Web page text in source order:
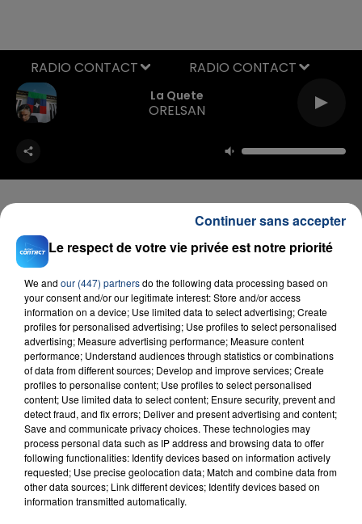
La Quete
ORELSAN
RADIO CONTACT
FIL D'ACTU
23 juillet 2026
INCENDIE MORTEL À LENS : UNE FEMME ET
SON BÉBÉ ENTRE LA VIE ET LA...
Un homme s'est immolé par le feu après avoir
aspergé sa compagne et leur bébé de trois mois
d'un liquide inflammable.
Le respect de votre vie privée est notre priorité
We and our (447) partnersdo the following data processing based on
your consent and/or our legitimate interest: Store and/or access
information on a device; Use limited data to select advertising; Create
profiles for personalised advertising; Use profiles to select personalised
advertising; Measure advertising performance; Measure content
performance; Understand audiences through statistics or combinations
of data from different sources; Develop and improve services; Create
profiles to personalise content; Use profiles to select personalised
content; Use limited data to select content; Ensure security, prevent and
detect fraud, and fix errors; Deliver and present advertising and content;
Save and communicate privacy choices. These technologies may
process personal data such as IP address and browsing data to offer
following functionalities: Identify devices based on information actively
requested; Use precise geolocation data; Match and combine data from
other data sources; Link different devices; Identify devices based on
information transmitted automatically.
Continuer sans accepter